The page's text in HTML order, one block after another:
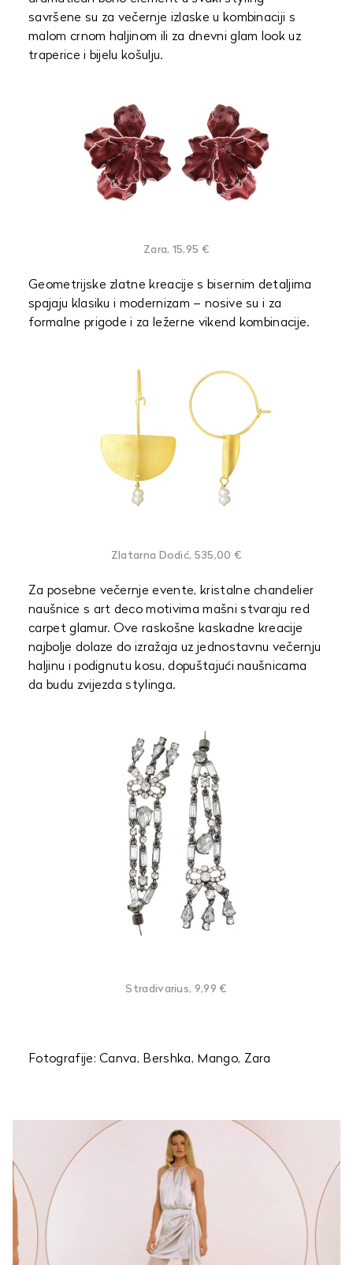
savršene su za večernje izlaske u kombinaciji s
malom crnom haljinom ili za dnevni glam look uz
traperice i bijelu košulju.
Zara, 15,95 €
Geometrijske zlatne kreacije s bisernim detaljima
spajaju klasiku i modernizam – nosive su i za
formalne prigode i za ležerne vikend kombinacije.
Zlatarna Dodić, 535,00 €
Za posebne večernje evente, kristalne chandelier
naušnice s art deco motivima mašni stvaraju red
carpet glamur. Ove raskošne kaskadne kreacije
najbolje dolaze do izražaja uz jednostavnu večernju
haljinu i podignutu kosu, dopuštajući naušnicama
da budu zvijezda stylinga.
Stradivarius, 9,99 €
Fotografije: Canva, Bershka, Mango, Zara